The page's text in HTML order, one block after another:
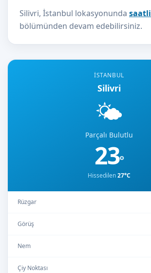
İSTANBUL
Silivri
🌤️
Parçalı Bulutlu
23°
Hissedilen27°C
Rüzgar
Görüş
Nem
Çiy Noktası
Silivri, İstanbul lokasyonunda
bölümünden devam edebilirsiniz.